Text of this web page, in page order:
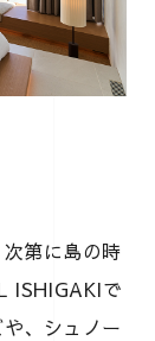
第に島の時
ISHIGAKIで
、シュノー